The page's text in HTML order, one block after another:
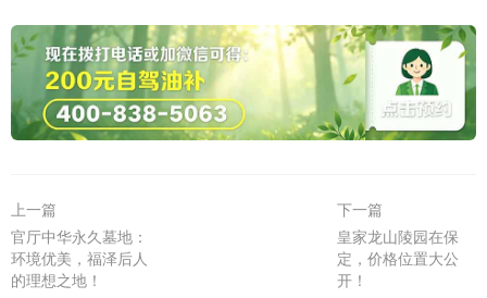
上一篇
官厅中华永久墓地：
环境优美，福泽后人
的理想之地！
下一篇
皇家龙山陵园在保
定，价格位置大公
开！